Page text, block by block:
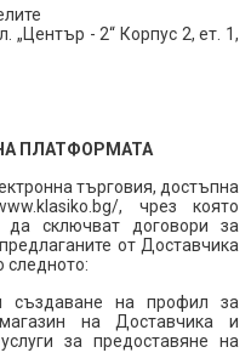
„Център - 2“ Корпус 2, ет. 1,
ПЛАТФОРМАТА
търговия, достъпна
, чрез която
да сключват договори за
от Доставчика
следното:
създаване на профил за
на Доставчика и
за предоставяне на